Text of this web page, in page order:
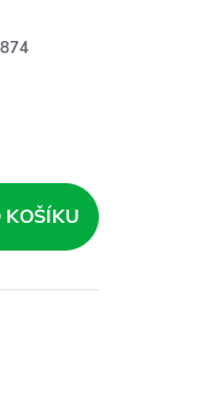
KOŠÍKU